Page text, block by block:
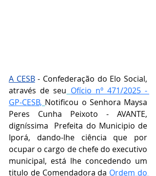
A CESB - Confederação do Elo Social,
através de seu Ofício nº 471/2025 -
GP-CESB, Notificou o Senhora Maysa
Peres Cunha Peixoto - AVANTE,
digníssima  Prefeita do Municipio de
Iporá, dando-lhe ciência que por
ocupar o cargo de chefe do executivo
municipal, está lhe concedendo um
titulo de Comendadora da Ordem do